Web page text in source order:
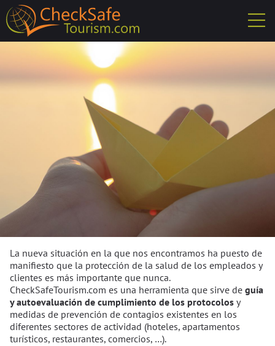
La nueva situación en la que nos encontramos ha puesto de
manifiesto que la protección de la salud de los empleados y
clientes es más importante que nunca.
CheckSafeTourism.com es una herramienta que sirve de guía
y autoevaluación de cumplimiento de los protocolos y
medidas de prevención de contagios existentes en los
diferentes sectores de actividad (hoteles, apartamentos
turísticos, restaurantes, comercios, …).